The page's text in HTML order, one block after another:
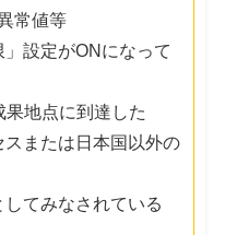
常値等
」設定がONになって
果地点に到達した
スまたは日本国以外の
してみなされている